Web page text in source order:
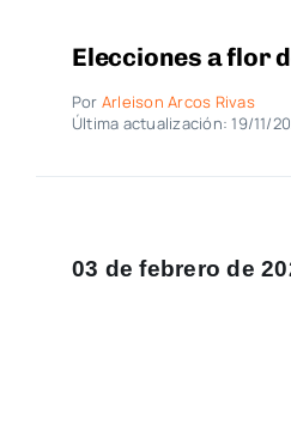
Elecciones a flor
Por Arleison Arcos Rivas
Última actualización: 19/11/
03 de febrero de